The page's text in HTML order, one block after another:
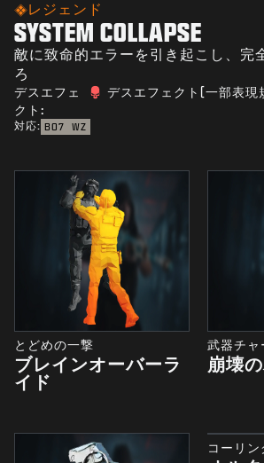
レジェンド
SYSTEM COLLAPSE
敵に致命的エラーを引き起こし、完
ろ
デスエフェ
クト:
デスエフェクト(一部表現
対応: BO7 WZ
とどめの一撃
ブレインオーバーラ
イド
武器チャ
崩壊
コーリン